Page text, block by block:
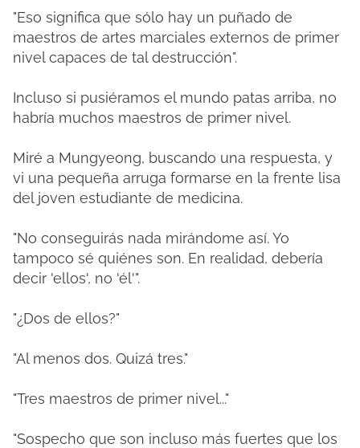
"Eso significa que sólo hay un puñado de
maestros de artes marciales externos de primer
nivel capaces de tal destrucción".
Incluso si pusiéramos el mundo patas arriba, no
habría muchos maestros de primer nivel.
Miré a Mungyeong, buscando una respuesta, y
vi una pequeña arruga formarse en la frente lisa
del joven estudiante de medicina.
"No conseguirás nada mirándome así. Yo
tampoco sé quiénes son. En realidad, debería
decir 'ellos', no 'él'".
"¿Dos de ellos?"
"Al menos dos. Quizá tres."
"Tres maestros de primer nivel..."
"Sospecho que son incluso más fuertes que los